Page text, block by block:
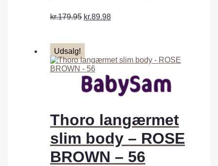
kr.179.95 kr.89.98
Udsalg!
Thoro langærmet
slim body – ROSE
BROWN – 56